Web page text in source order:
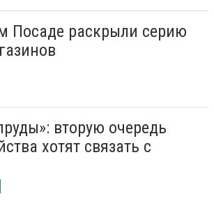
Посаде раскрыли серию
вторую очередь
хотят связать с